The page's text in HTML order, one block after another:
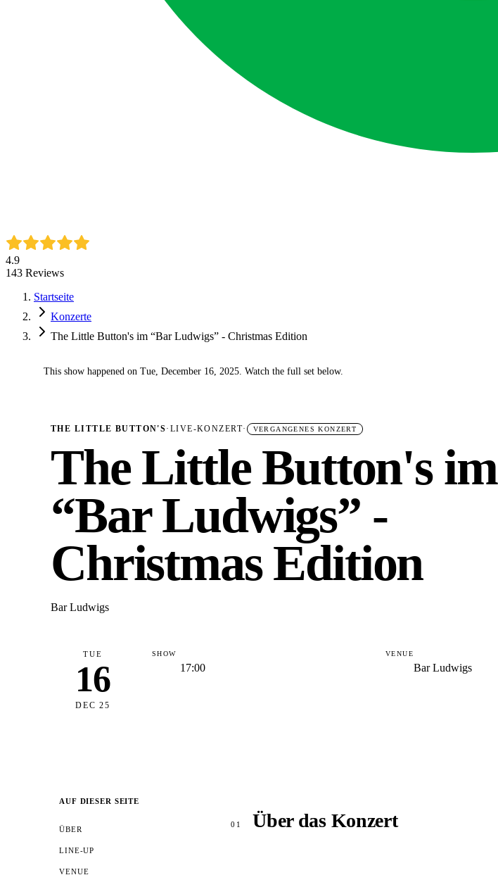
4.9
143 Reviews
Startseite
Konzerte
The Little Button's im “Bar Ludwigs” - Christmas Edition
This show happened on Tue, December 16, 2025. Watch the full set below.
THE LITTLE BUTTON'S· LIVE-KONZERT· VERGANGENES KONZERT
The Little Button's im
“Bar Ludwigs” -
Christmas Edition
Bar Ludwigs
TUE
16
DEC 25
SHOW
17:00
VENUE
Bar Ludwigs
AUF DIESER SEITE
ÜBER
LINE-UP
VENUE
01 Über das Konzert